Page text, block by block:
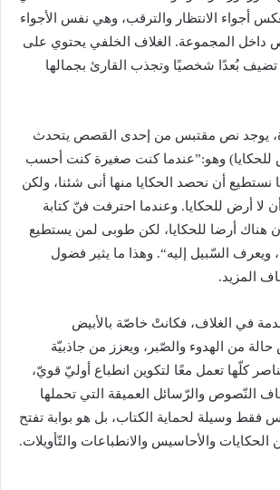
أجواء الانتظار والترقب، وهي نفس الأجواء
داخل المجموعة.
الغلاف الخلفي يحتوي على
تضيف بُعدًا شخصيًا وتجذب القارئ بجمالها
يوجد نص مقتبس من إحدى القصص يتحدث
للحكايا) وهو:”عندما كنت صغيرة كنت أحسب
نستطيع أن نحصد الحكايا منها أنى شئنا، ولكن
لا أرض للحكايا. وعندما احترفت فنّ كتابة
هناك أرضا للحكايا، لكن طوبى لمن يستطيع
ويعرف السّبيل إليه“. وهذا ما يثير فضول
المزيد.
في الغلاف، فكانتْ خاصّة بالأبيض
من الهدوء والصّبر، ويعزز من جاذبيّة
كلّها تعمل معًا لتكوين انطباع أوليّ قويّ،
النّصوص والرّسائل العميقة التي تحملها
فقط وسيلة لحماية الكتاب، بل هو بوابة تفتح
الحكايات والأحاسيس والانطباعات والتّأويلات.